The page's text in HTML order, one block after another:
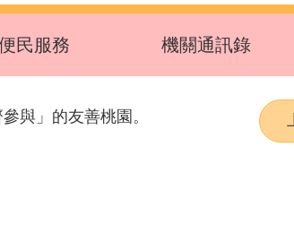
民服務 機關通訊錄
與」的友善桃園。